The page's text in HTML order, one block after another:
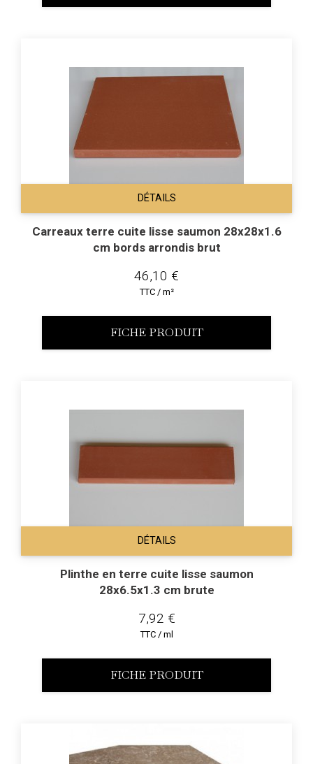
DÉTAILS
Carreaux terre cuite lisse saumon 28x28x1.6
cm bords arrondis brut
46,10 €
TTC / m²
FICHE PRODUIT
DÉTAILS
Plinthe en terre cuite lisse saumon
28x6.5x1.3 cm brute
7,92 €
TTC / ml
FICHE PRODUIT